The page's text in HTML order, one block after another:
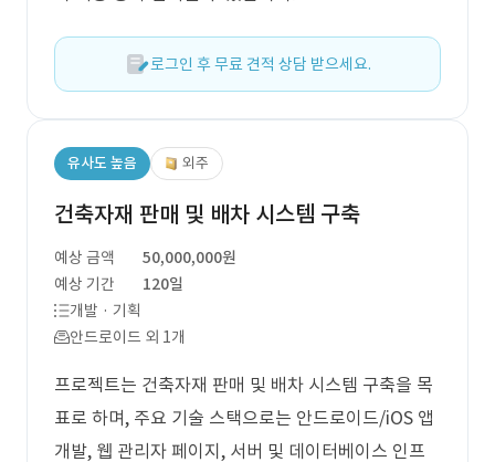
로그인 후 무료 견적 상담 받으세요.
유사도 높음 외주
건축자재 판매 및 배차 시스템 구축
예상 금액
50,000,000원
예상 기간
120일
개발 · 기획
안드로이드 외 1개
프로젝트는 건축자재 판매 및 배차 시스템 구축을 목
표로 하며, 주요 기술 스택으로는 안드로이드/iOS 앱
개발, 웹 관리자 페이지, 서버 및 데이터베이스 인프